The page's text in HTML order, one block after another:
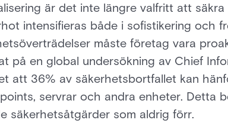
är det inte längre valfritt att
intensifieras både i sofistikering och
måste företag vara
på en global undersökning av Chief
att 36% av säkerhetsbortfallet kan
servrar och andra enheter. Detta
säkerhetsåtgärder som aldrig förr.